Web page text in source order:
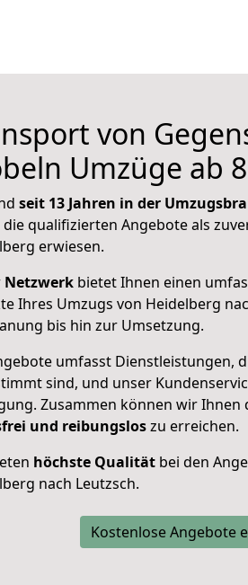
von
Umzüge ab
seit 13 Jahren in der
qualifizierten Angebote als
erwiesen.
Netzwerk bietet Ihnen einen
Ihres Umzugs von Heidelberg
bis hin zur Umsetzung.
umfasst Dienstleistungen,
sind, und unser
Zusammen können wir Ihnen
und reibungsloszu erreichen.
höchste Qualität bei den
nach Leutzsch.
Kostenlose Angebote